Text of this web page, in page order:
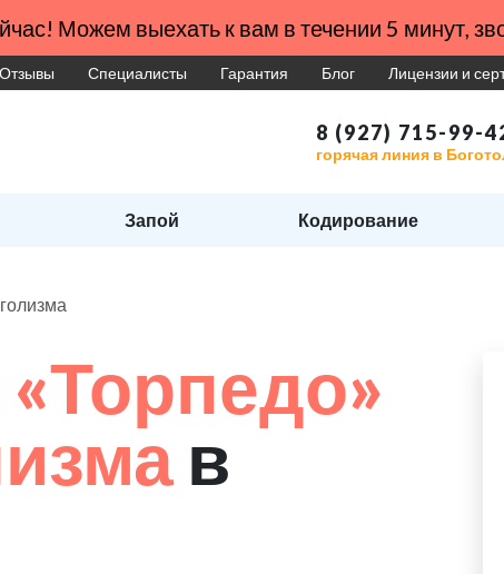
Можем выехать к вам в течении 5 минут,
Отзывы Специалисты Гарантия Блог Лицензии и
8 (927) 715-99-
горячая линия в
Запой Кодирование
в